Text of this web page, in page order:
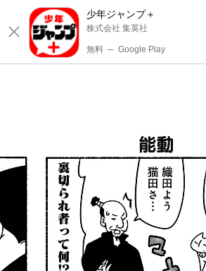
少年ジャンプ＋
株式会社 集英社
無料 ─ Google Play